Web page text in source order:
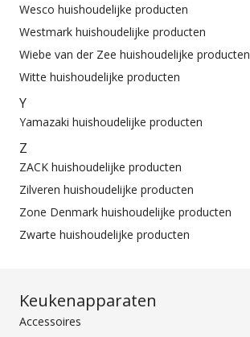
Wesco huishoudelijke producten
Westmark huishoudelijke producten
Wiebe van der Zee huishoudelijke producten
Witte huishoudelijke producten
Y
Yamazaki huishoudelijke producten
Z
ZACK huishoudelijke producten
Zilveren huishoudelijke producten
Zone Denmark huishoudelijke producten
Zwarte huishoudelijke producten
Keukenapparaten
Accessoires